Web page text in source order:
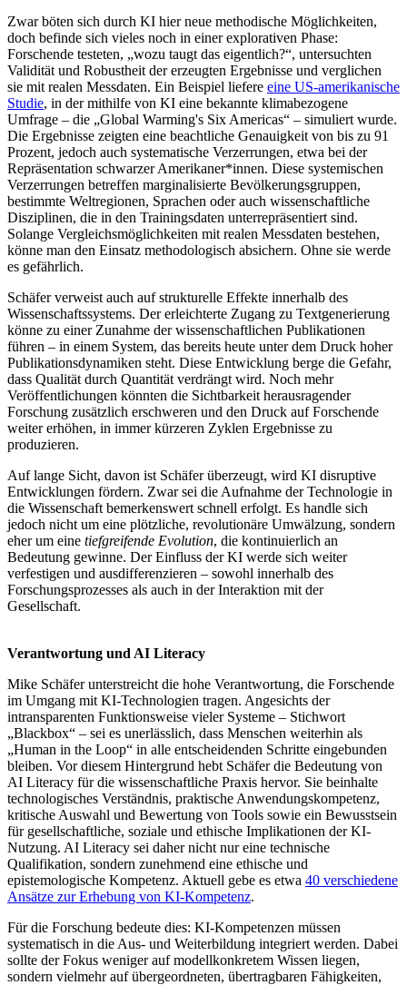
Zwar böten sich durch KI hier neue methodische Möglichkeiten,
doch befinde sich vieles noch in einer explorativen Phase:
Forschende testeten, „wozu taugt das eigentlich?“, untersuchten
Validität und Robustheit der erzeugten Ergebnisse und verglichen
sie mit realen Messdaten. Ein Beispiel liefere eine US-amerikanische
Studie, in der mithilfe von KI eine bekannte klimabezogene
Umfrage – die „Global Warming's Six Americas“ – simuliert wurde.
Die Ergebnisse zeigten eine beachtliche Genauigkeit von bis zu 91
Prozent, jedoch auch systematische Verzerrungen, etwa bei der
Repräsentation schwarzer Amerikaner*innen. Diese systemischen
Verzerrungen betreffen marginalisierte Bevölkerungsgruppen,
bestimmte Weltregionen, Sprachen oder auch wissenschaftliche
Disziplinen, die in den Trainingsdaten unterrepräsentiert sind.
Solange Vergleichsmöglichkeiten mit realen Messdaten bestehen,
könne man den Einsatz methodologisch absichern. Ohne sie werde
es gefährlich.
Schäfer verweist auch auf strukturelle Effekte innerhalb des
Wissenschaftssystems. Der erleichterte Zugang zu Textgenerierung
könne zu einer Zunahme der wissenschaftlichen Publikationen
führen – in einem System, das bereits heute unter dem Druck hoher
Publikationsdynamiken steht. Diese Entwicklung berge die Gefahr,
dass Qualität durch Quantität verdrängt wird. Noch mehr
Veröffentlichungen könnten die Sichtbarkeit herausragender
Forschung zusätzlich erschweren und den Druck auf Forschende
weiter erhöhen, in immer kürzeren Zyklen Ergebnisse zu
produzieren.
Auf lange Sicht, davon ist Schäfer überzeugt, wird KI disruptive
Entwicklungen fördern. Zwar sei die Aufnahme der Technologie in
die Wissenschaft bemerkenswert schnell erfolgt. Es handle sich
jedoch nicht um eine plötzliche, revolutionäre Umwälzung, sondern
eher um eine tiefgreifende Evolution, die kontinuierlich an
Bedeutung gewinne. Der Einfluss der KI werde sich weiter
verfestigen und ausdifferenzieren – sowohl innerhalb des
Forschungsprozesses als auch in der Interaktion mit der
Gesellschaft.
Verantwortung und AI Literacy
Mike Schäfer unterstreicht die hohe Verantwortung, die Forschende
im Umgang mit KI-Technologien tragen. Angesichts der
intransparenten Funktionsweise vieler Systeme – Stichwort
„Blackbox“ – sei es unerlässlich, dass Menschen weiterhin als
„Human in the Loop“ in alle entscheidenden Schritte eingebunden
bleiben. Vor diesem Hintergrund hebt Schäfer die Bedeutung von
AI Literacy für die wissenschaftliche Praxis hervor. Sie beinhalte
technologisches Verständnis, praktische Anwendungskompetenz,
kritische Auswahl und Bewertung von Tools sowie ein Bewusstsein
für gesellschaftliche, soziale und ethische Implikationen der KI-
Nutzung. AI Literacy sei daher nicht nur eine technische
Qualifikation, sondern zunehmend eine ethische und
epistemologische Kompetenz. Aktuell gebe es etwa 40 verschiedene
Ansätze zur Erhebung von KI-Kompetenz.
Für die Forschung bedeute dies: KI-Kompetenzen müssen
systematisch in die Aus- und Weiterbildung integriert werden. Dabei
sollte der Fokus weniger auf modellkonkretem Wissen liegen,
sondern vielmehr auf übergeordneten, übertragbaren Fähigkeiten,